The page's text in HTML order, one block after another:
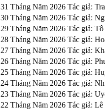
31 Tháng Năm 2026 Tác giả:
30 Tháng Năm 2026 Tác giả:
29 Tháng Năm 2026 Tác giả:
28 Tháng Năm 2026 Tác giả:
27 Tháng Năm 2026 Tác giả:
26 Tháng Năm 2026 Tác giả:
25 Tháng Năm 2026 Tác giả:
24 Tháng Năm 2026 Tác giả:
23 Tháng Năm 2026 Tác giả:
22 Tháng Năm 2026 Tác giả: